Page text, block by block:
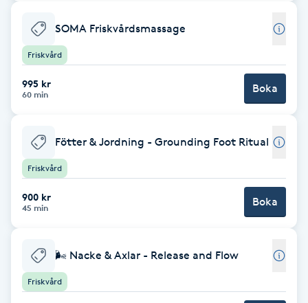
Babylights
Balayage
Bambumassage
Barber
Barnklippning
Blowout
Bottenfärg
SOMA Friskvårdsmassage
Friskvård
995 kr
60 min Boka
Fötter & Jordning - Grounding Foot Ritual
Friskvård
900 kr
45 min Boka
🌬 Nacke & Axlar - Release and Flow
Friskvård